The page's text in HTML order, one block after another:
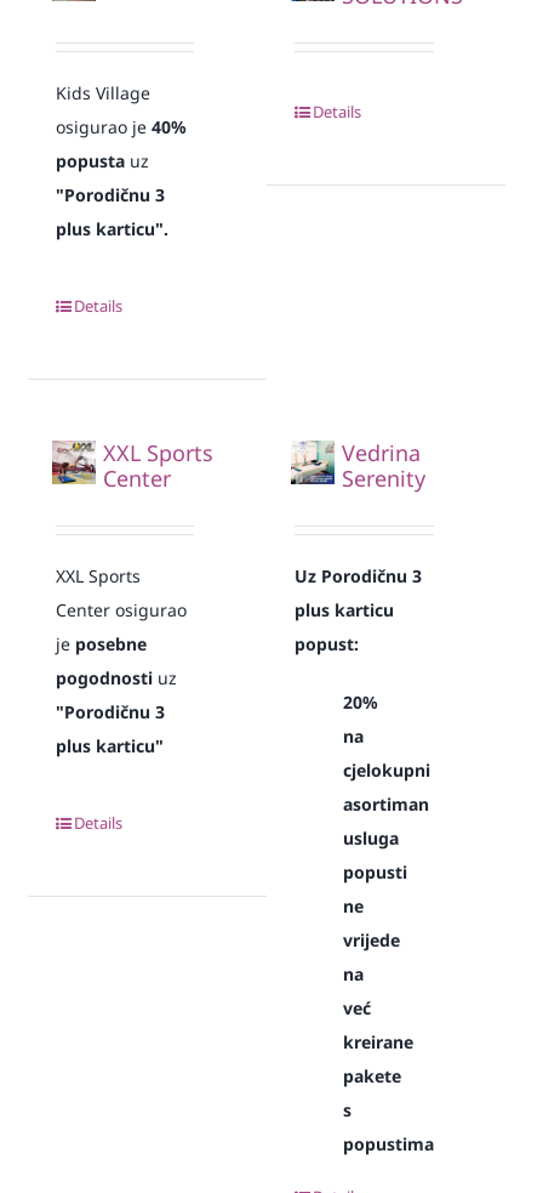
Kids Village
osigurao je40%
popustauz
"Porodičnu 3
plus karticu".
Details
Details
XXL Sports
Center
XXL Sports
Center osigurao
je posebne
pogodnostiuz
"Porodičnu 3
plus karticu"
Details
Vedrina
Serenity
Uz Porodičnu 3
plus karticu
popust:
20%
na
cjelokupni
asortiman
usluga
popusti
ne
vrijede
na
već
kreirane
pakete
s
popustima